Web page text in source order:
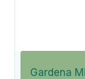
Gardena